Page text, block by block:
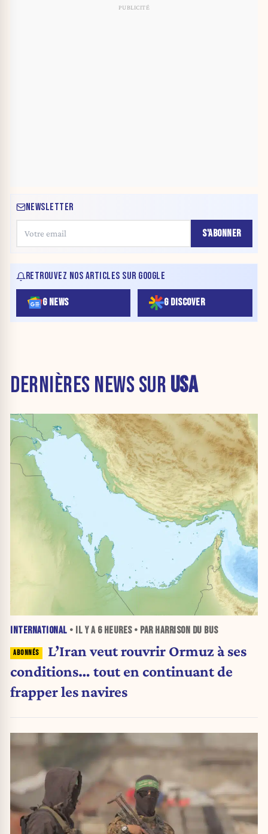
NEWSLETTER
S'ABONNER
RETROUVEZ NOS ARTICLES SUR GOOGLE
G NEWS G DISCOVER
DERNIÈRES NEWS SUR USA
INTERNATIONAL • IL Y A 6 HEURES• PAR HARRISON DU BUS
L’Iran veut rouvrir Ormuz à ses
conditions… tout en continuant de
frapper les navires